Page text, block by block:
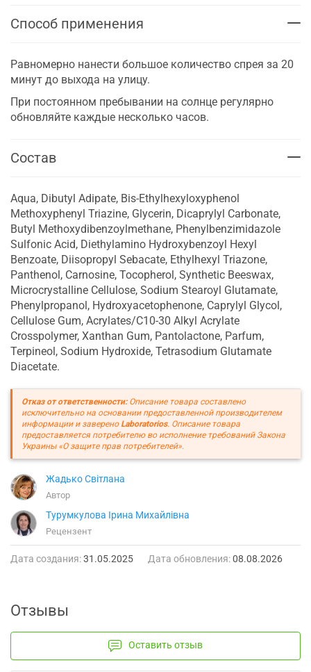
Способ применения
Равномерно нанести большое количество спрея за 20
минут до выхода на улицу.
При постоянном пребывании на солнце регулярно
обновляйте каждые несколько часов.
Состав
Aqua, Dibutyl Adipate, Bis-Ethylhexyloxyphenol
Methoxyphenyl Triazine, Glycerin, Dicaprylyl Carbonate,
Butyl Methoxydibenzoylmethane, Phenylbenzimidazole
Sulfonic Acid, Diethylamino Hydroxybenzoyl Hexyl
Benzoate, Diisopropyl Sebacate, Ethylhexyl Triazone,
Panthenol, Carnosine, Tocopherol, Synthetic Beeswax,
Microcrystalline Cellulose, Sodium Stearoyl Glutamate,
Phenylpropanol, Hydroxyacetophenone, Caprylyl Glycol,
Cellulose Gum, Acrylates/C10-30 Alkyl Acrylate
Crosspolymer, Xanthan Gum, Pantolactone, Parfum,
Terpineol, Sodium Hydroxide, Tetrasodium Glutamate
Diacetate.
Отказ от ответственности:Описание товара составлено
исключительно на основании предоставленной производителем
информации и заверено Laboratorios. Описание товара
предоставляется потребителю во исполнение требований Закона
Украины «О защите прав потребителей».
Жадько Світлана
Автор
Турумкулова Ірина Михайлівна
Рецензент
Дата создания:31.05.2025 Дата обновления:08.08.2026
Отзывы
Оставить отзыв